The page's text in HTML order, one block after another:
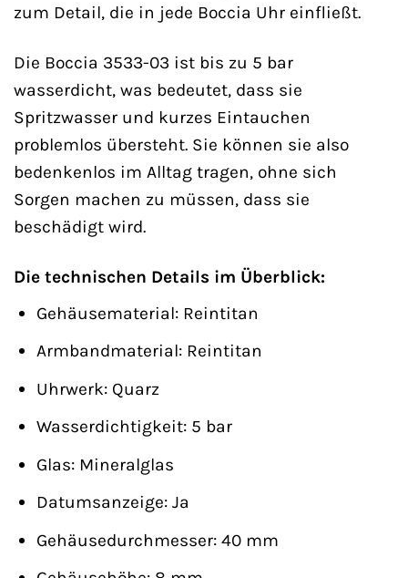
zum Detail, die in jede Boccia Uhr einfließt.
Die Boccia 3533-03 ist bis zu 5 bar
wasserdicht, was bedeutet, dass sie
Spritzwasser und kurzes Eintauchen
problemlos übersteht. Sie können sie also
bedenkenlos im Alltag tragen, ohne sich
Sorgen machen zu müssen, dass sie
beschädigt wird.
Die technischen Details im Überblick:
Gehäusematerial: Reintitan
Armbandmaterial: Reintitan
Uhrwerk: Quarz
Wasserdichtigkeit: 5 bar
Glas: Mineralglas
Datumsanzeige: Ja
Gehäusedurchmesser: 40 mm